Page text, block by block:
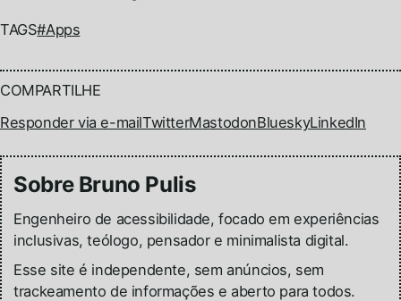
TAGS#Apps
COMPARTILHE
Responder via e-mailTwitterMastodonBlueskyLinkedIn
Sobre Bruno Pulis
Engenheiro de acessibilidade, focado em experiências
inclusivas, teólogo, pensador e minimalista digital.
Esse site é independente, sem anúncios, sem
trackeamento de informações e aberto para todos.